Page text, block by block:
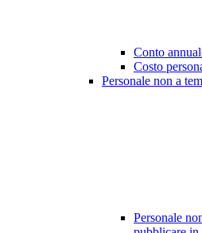
Conto
Costo
Personale non a
Personale